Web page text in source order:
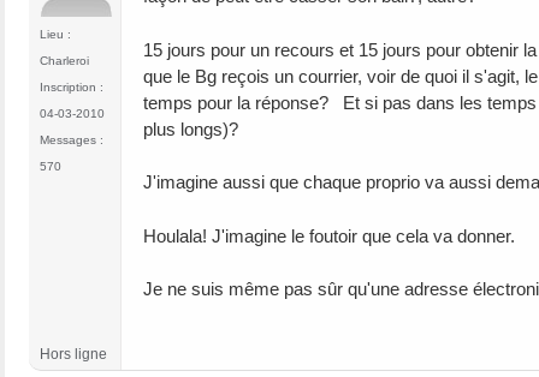
Lieu :
Charleroi
Inscription :
04-03-2010
Messages :
570
15 jours pour un recours et 15 jours pour obtenir
que le Bg reçois un courrier, voir de quoi il s'agit,
temps pour la réponse? Et si pas dans les
plus longs)?
J'imagine aussi que chaque proprio va aussi
Houlala! J'imagine le foutoir que cela va donner.
Je ne suis même pas sûr qu'une adresse
Hors ligne